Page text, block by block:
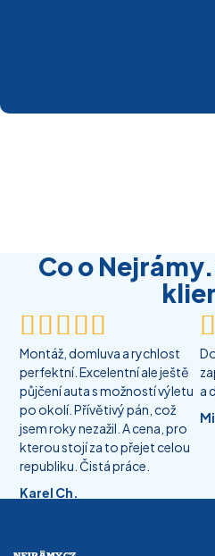
Co o

Montáž, domluva a rychlost
perfektní. Excelentní ale ještě
půjčení auta s možností výletu
po okolí. Přívětivý pán, což
jsem roky nezažil. A cena, pro
kterou stojí za to přejet celou
republiku. Čistá práce.
Karel Ch.

a